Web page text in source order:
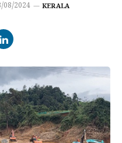
08/2024 KERALA